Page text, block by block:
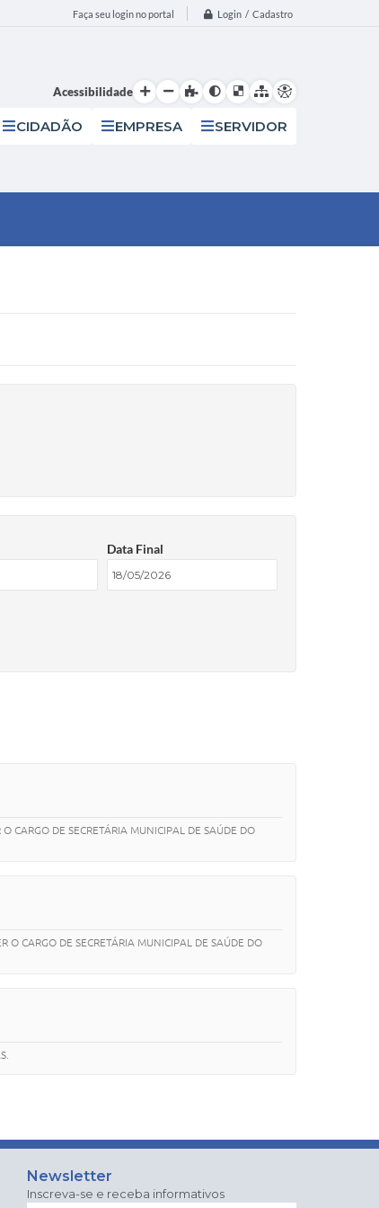
Faça seu login no portal Login / Cadastro
Acessibilidade
CIDADÃO EMPRESA SERVIDOR
Data Final
CARGO DE SECRETÁRIA MUNICIPAL DE SAÚDE DO
O CARGO DE SECRETÁRIA MUNICIPAL DE SAÚDE DO
Newsletter
Inscreva-se e receba informativos